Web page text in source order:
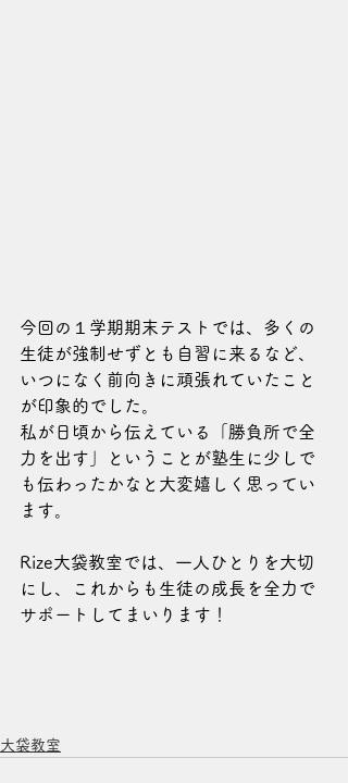
今回の１学期期末テストでは、多くの
生徒が強制せずとも自習に来るなど、
いつになく前向きに頑張れていたこと
が印象的でした。
私が日頃から伝えている「勝負所で全
力を出す」ということが塾生に少しで
も伝わったかなと大変嬉しく思ってい
ます。
Rize大袋教室では、一人ひとりを大切
にし、これからも生徒の成長を全力で
サポートしてまいります！
大袋教室